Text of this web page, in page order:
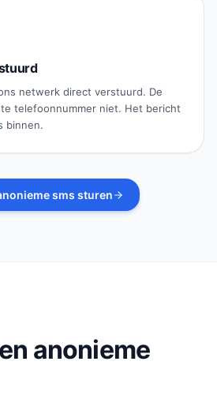
netwerk direct verstuurd. De
telefoonnummer niet. Het bericht
binnen.
sms sturen
anonieme